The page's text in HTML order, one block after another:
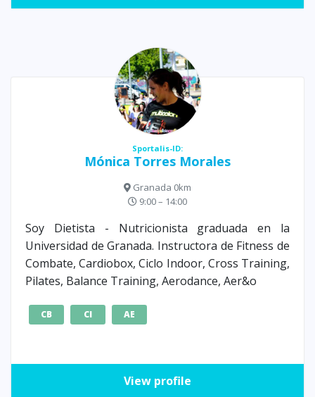
Sportalis-ID:
Mónica Torres Morales
Granada 0km
9:00 – 14:00
Soy Dietista - Nutricionista graduada en la
Universidad de Granada. Instructora de Fitness de
Combate, Cardiobox, Ciclo Indoor, Cross Training,
Pilates, Balance Training, Aerodance, Aer&o
CB CI AE
View profile